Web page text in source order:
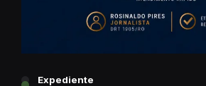
Expediente